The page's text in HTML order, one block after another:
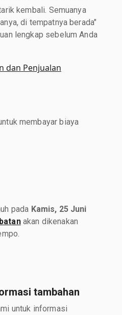
kembali. Semuanya
di tempatnya berada"
lengkap sebelum Anda
dan Penjualan
membayar biaya
pada Kamis, 25 Juni
akan dikenakan
tambahan
untuk informasi